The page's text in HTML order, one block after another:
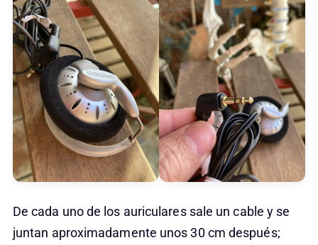
De cada uno de los auriculares sale un cable y se
juntan aproximadamente unos 30 cm después;